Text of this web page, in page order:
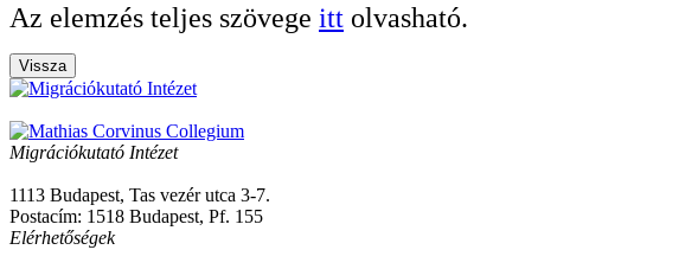
Az elemzés teljes szövege itt olvasható.
Vissza
Migrációkutató Intézet
1113 Budapest, Tas vezér utca 3-7.
Postacím: 1518 Budapest, Pf. 155
Elérhetőségek